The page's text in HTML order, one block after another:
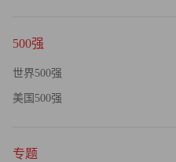
500强
世界500强
美国500强
专题